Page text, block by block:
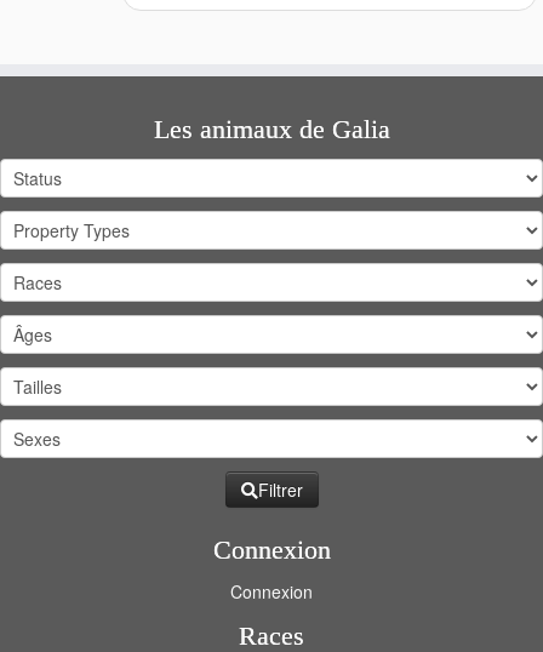
Les animaux de Galia
Filtrer
Connexion
Connexion
Races